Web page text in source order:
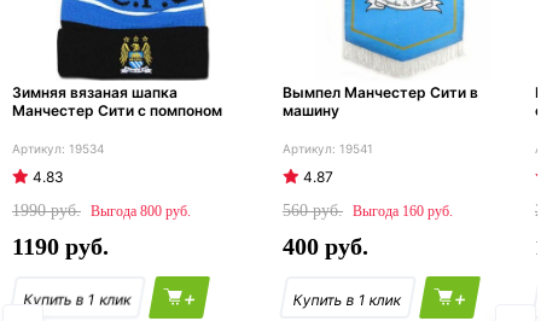
Зимняя вязаная шапка
Манчестер Сити с помпоном
19534
4.83
1990
800
1190
+
Вымпел Манчестер Сити в
машину
19541
4.87
560
160
400
+